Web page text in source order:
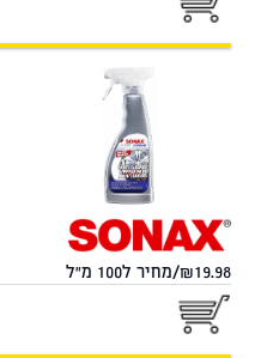
19.98/מחיר ל100 מ"ל